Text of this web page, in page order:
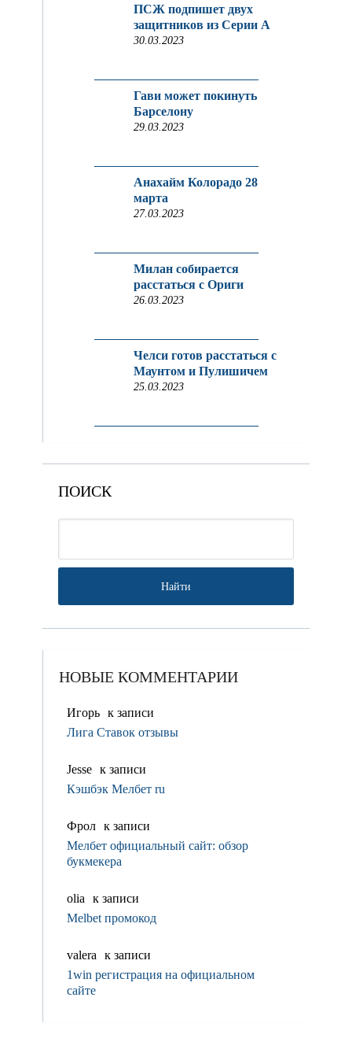
ПСЖ подпишет двух
защитников из Серии A
30.03.2023
Гави может покинуть
Барселону
29.03.2023
Анахайм Колорадо 28
марта
27.03.2023
Милан собирается
расстаться с Ориги
26.03.2023
Челси готов расстаться с
Маунтом и Пулишичем
25.03.2023
ПОИСК
НОВЫЕ КОММЕНТАРИИ
Игорь к записи
Лига Ставок отзывы
Jesse к записи
Кэшбэк Мелбет ru
Фрол к записи
Мелбет официальный сайт: обзор
букмекера
olia
к записи
Melbet промокод
valerа
к записи
1win регистрация на официальном
сайте